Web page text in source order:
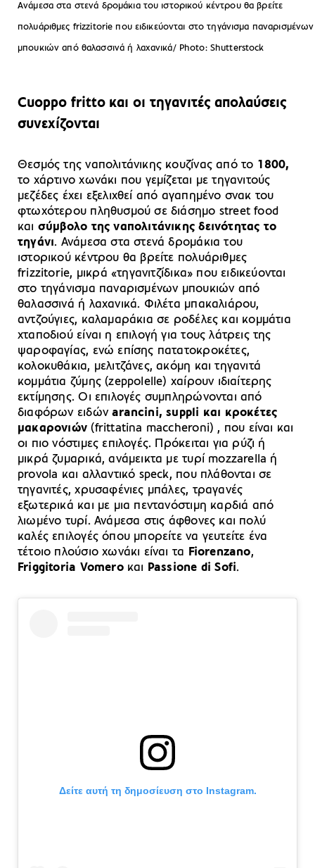
Ανάμεσα στα στενά δρομάκια του ιστορικού κέντρου θα βρείτε
πολυάριθμες frizzitorie που ειδικεύονται στο τηγάνισμα παναρισμένων
μπουκιών από θαλασσινά ή λαχανικά/ Photo: Shutterstock
Cuoppo fritto και οι τηγανιτές απολαύσεις
συνεχίζονται
Θεσμός της ναπολιτάνικης κουζίνας από το 1800,
το χάρτινο χωνάκι που γεμίζεται με τηγανιτούς
μεζέδες έχει εξελιχθεί από αγαπημένο σνακ του
φτωχότερου πληθυσμού σε διάσημο street food
και σύμβολο της ναπολιτάνικης δεινότητας το
τηγάνι. Ανάμεσα στα στενά δρομάκια του
ιστορικού κέντρου θα βρείτε πολυάριθμες
frizzitorie, μικρά «τηγανιτζίδικα» που ειδικεύονται
στο τηγάνισμα παναρισμένων μπουκιών από
θαλασσινά ή λαχανικά. Φιλέτα μπακαλιάρου,
αντζούγιες, καλαμαράκια σε ροδέλες και κομμάτια
χταποδιού είναι η επιλογή για τους λάτρεις της
ψαροφαγίας, ενώ επίσης πατατοκροκέτες,
κολοκυθάκια, μελιτζάνες, ακόμη και τηγανιτά
κομμάτια ζύμης (zeppolelle) χαίρουν ιδιαίτερης
εκτίμησης. Οι επιλογές συμπληρώνονται από
διαφόρων ειδώνarancini, suppli και κροκέτες
μακαρονιών (frittatina maccheroni) , που είναι και
οι πιο νόστιμες επιλογές. Πρόκειται για ρύζι ή
μικρά ζυμαρικά, ανάμεικτα με τυρί mozzarella ή
provola και αλλαντικό speck, που πλάθονται σε
τηγανιτές, χρυσαφένιες μπάλες, τραγανές
εξωτερικά και με μια πεντανόστιμη καρδιά από
λιωμένο τυρί. Ανάμεσα στις άφθονες και πολύ
καλές επιλογές όπου μπορείτε να γευτείτε ένα
τέτοιο πλούσιο χωνάκι είναι τα Fiorenzano,
Friggitoria Vomeroκαι Passione di Sofi.
Δείτε αυτή τη δημοσίευση στο Instagram.